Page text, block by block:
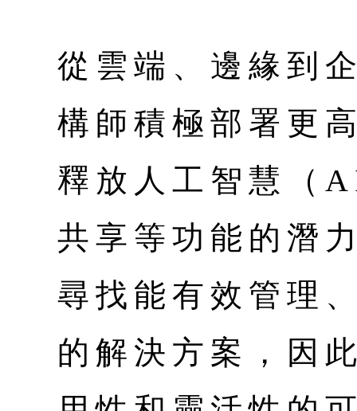
從雲端、邊緣到
構師積極部署更
釋放人工智慧（
共享等功能的潛
尋找能有效管理
的解決方案，因